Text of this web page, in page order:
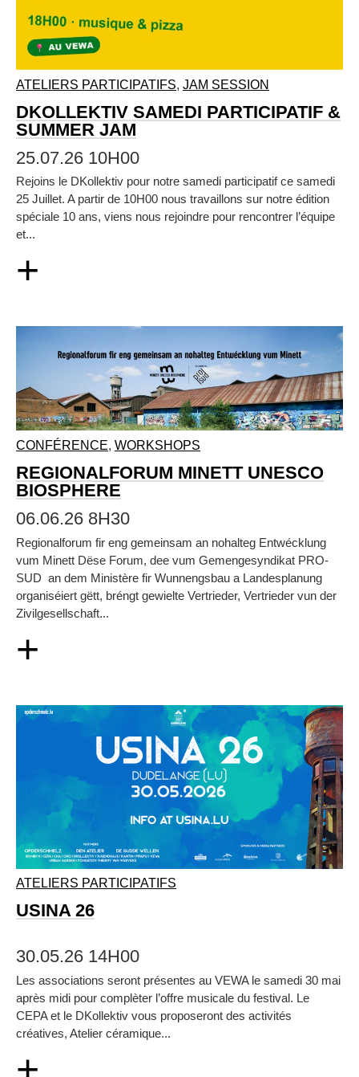
ATELIERS PARTICIPATIFS, JAM SESSION
DKOLLEKTIV SAMEDI PARTICIPATIF &
SUMMER JAM
25.07.26 10H00
Rejoins le DKollektiv pour notre samedi participatif ce samedi
25 Juillet. A partir de 10H00 nous travaillons sur notre édition
spéciale 10 ans, viens nous rejoindre pour rencontrer l’équipe
et...
+
CONFÉRENCE, WORKSHOPS
REGIONALFORUM MINETT UNESCO
BIOSPHERE
06.06.26 8H30
Regionalforum fir eng gemeinsam an nohalteg Entwécklung
vum Minett Dëse Forum, dee vum Gemengesyndikat PRO-
SUD an dem Ministère fir Wunnengsbau a Landesplanung
organiséiert gëtt, bréngt gewielte Vertrieder, Vertrieder vun der
Zivilgesellschaft...
+
ATELIERS PARTICIPATIFS
USINA 26
30.05.26 14H00
Les associations seront présentes au VEWA le samedi 30 mai
après midi pour complèter l’offre musicale du festival. Le
CEPA et le DKollektiv vous proposeront des activités
créatives, Atelier céramique...